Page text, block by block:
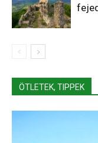
ÖTLETEK, TIPPEK